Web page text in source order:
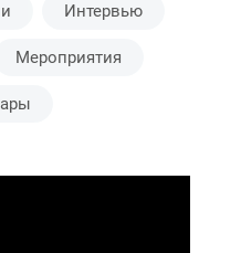
Интервью
Мероприятия